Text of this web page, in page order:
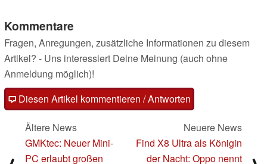
Kommentare
Fragen, Anregungen, zusätzliche Informationen zu diesem
Artikel? - Uns interessiert Deine Meinung (auch ohne
Anmeldung möglich)!
Diesen Artikel kommentieren / Antworten
Ältere News
GMKtec: Neuer Mini-
PC erlaubt großen
Neuere News
Find X8 Ultra als Königin
der Nacht: Oppo nennt